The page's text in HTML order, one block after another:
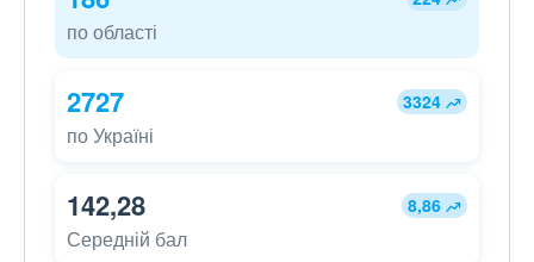
по області
2727 3324
по Україні
142,28 8,86
Середній бал